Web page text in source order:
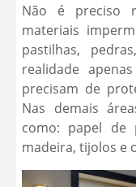
Não é preciso
materiais
pastilhas,
realidade
precisam de
Nas demais
como: papel de
madeira, tijolos e